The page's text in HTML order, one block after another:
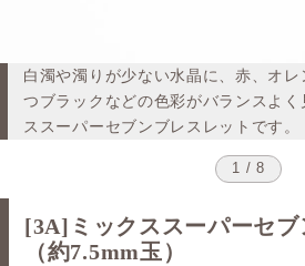
白濁や濁りが少ない水晶に、赤、オ
つブラックなどの色彩がバランスよ
ススーパーセブンブレスレットです。
1 / 8
[3A]ミックススーパーセブ
（約7.5mm玉）